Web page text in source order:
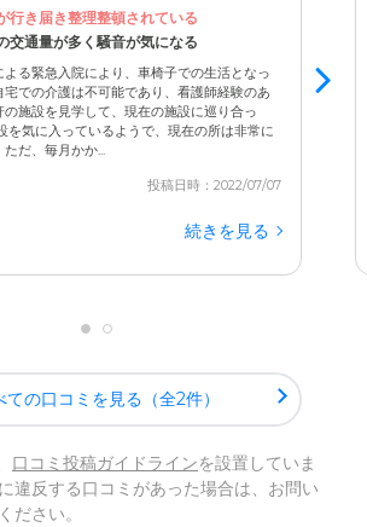
行き届き整理整頓されている
交通量が多く騒音が気になる
よる緊急入院により、車椅子での生活となっ
宅での介護は不可能であり、看護師経験のあ
の施設を見学して、現在の施設に巡り合っ
を気に入っているようで、現在の所は非常に
だ、毎月かか...
投稿日時：2022/07/07
続きを見る
ての口コミを見る（全2件）
口コミ投稿ガイドラインを設置していま
違反する口コミがあった場合は、お問い
ださい。